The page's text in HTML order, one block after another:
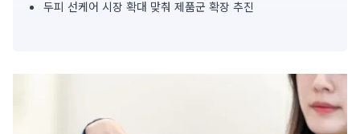
두피 선케어 시장 확대 맞춰 제품군 확장 추진